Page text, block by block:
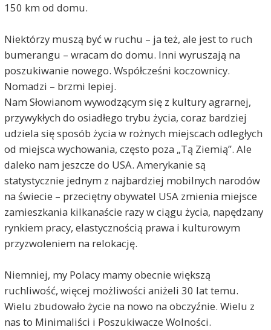
150 km od domu.
Niektórzy muszą być w ruchu – ja też, ale jest to ruch
bumerangu – wracam do domu. Inni wyruszają na
poszukiwanie nowego. Współcześni koczownicy.
Nomadzi – brzmi lepiej.
Nam Słowianom wywodzącym się z kultury agrarnej,
przywykłych do osiadłego trybu życia, coraz bardziej
udziela się sposób życia w rożnych miejscach odległych
od miejsca wychowania, często poza „Tą Ziemią”. Ale
daleko nam jeszcze do USA. Amerykanie są
statystycznie jednym z najbardziej mobilnych narodów
na świecie – przeciętny obywatel USA zmienia miejsce
zamieszkania kilkanaście razy w ciągu życia, napędzany
rynkiem pracy, elastycznością prawa i kulturowym
przyzwoleniem na relokację.
Niemniej, my Polacy mamy obecnie większą
ruchliwość, więcej możliwości aniżeli 30 lat temu.
Wielu zbudowało życie na nowo na obczyźnie. Wielu z
nas to Minimaliści i Poszukiwacze Wolności.